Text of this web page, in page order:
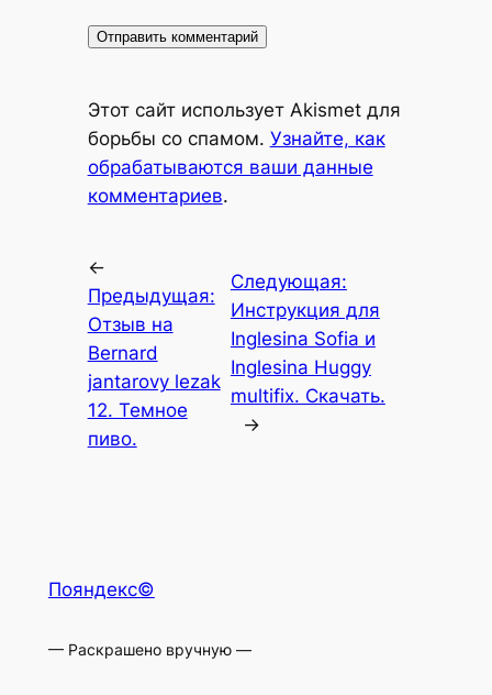
Этот сайт использует Akismet для
борьбы со спамом. Узнайте, как
обрабатываются ваши данные
комментариев.
←
Предыдущая:
Отзыв на
Bernard
jantarovy lezak
12. Темное
пиво.
Следующая:
Инструкция для
Inglesina Sofia и
Inglesina Huggy
multifix. Скачать.
→
Пояндекс©
— Раскрашено вручную —